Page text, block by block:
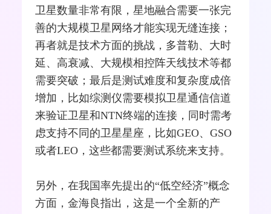
卫星数量非常有限，星地融合需要一张完
善的大规模卫星网络才能实现无缝连接；
再者就是技术方面的挑战，多普勒、大时
延、高衰减、大规模相控阵天线技术等都
需要突破；最后是测试难度和复杂度成倍
增加，比如综测仪需要模拟卫星通信信道
来验证卫星和NTN终端的连接，同时需考
虑支持不同的卫星星座，比如GEO、GSO
或者LEO，这些都需要测试系统来支持。
另外，在我国率先提出的“低空经济”概念
方面，金海良指出，这是一个全新的产